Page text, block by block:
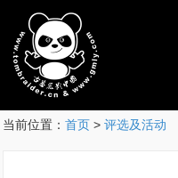
当前位置： 首页> 评选及活动